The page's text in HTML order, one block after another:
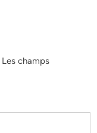
Les champs